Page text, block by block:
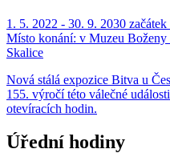
1. 5. 2022 - 30. 9. 2030
Místo konání: v Muzeu Boženy
Skalice
Nová stálá expozice Bitva u
155. výročí této válečné
otevíracích hodin.
Úřední hodiny